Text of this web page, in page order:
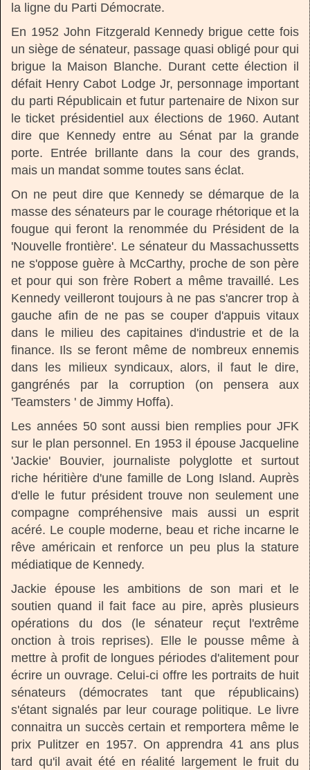
la ligne du Parti Démocrate.
En 1952 John Fitzgerald Kennedy brigue cette fois
un siège de sénateur, passage quasi obligé pour qui
brigue la Maison Blanche. Durant cette élection il
défait Henry Cabot Lodge Jr, personnage important
du parti Républicain et futur partenaire de Nixon sur
le ticket présidentiel aux élections de 1960. Autant
dire que Kennedy entre au Sénat par la grande
porte. Entrée brillante dans la cour des grands,
mais un mandat somme toutes sans éclat.
On ne peut dire que Kennedy se démarque de la
masse des sénateurs par le courage rhétorique et la
fougue qui feront la renommée du Président de la
'Nouvelle frontière'. Le sénateur du Massachussetts
ne s'oppose guère à McCarthy, proche de son père
et pour qui son frère Robert a même travaillé. Les
Kennedy veilleront toujours à ne pas s'ancrer trop à
gauche afin de ne pas se couper d'appuis vitaux
dans le milieu des capitaines d'industrie et de la
finance. Ils se feront même de nombreux ennemis
dans les milieux syndicaux, alors, il faut le dire,
gangrénés par la corruption (on pensera aux
'Teamsters ' de Jimmy Hoffa).
Les années 50 sont aussi bien remplies pour JFK
sur le plan personnel. En 1953 il épouse Jacqueline
'Jackie' Bouvier, journaliste polyglotte et surtout
riche héritière d'une famille de Long Island. Auprès
d'elle le futur président trouve non seulement une
compagne compréhensive mais aussi un esprit
acéré. Le couple moderne, beau et riche incarne le
rêve américain et renforce un peu plus la stature
médiatique de Kennedy.
Jackie épouse les ambitions de son mari et le
soutien quand il fait face au pire, après plusieurs
opérations du dos (le sénateur reçut l'extrême
onction à trois reprises). Elle le pousse même à
mettre à profit de longues périodes d'alitement pour
écrire un ouvrage. Celui-ci offre les portraits de huit
sénateurs (démocrates tant que républicains)
s'étant signalés par leur courage politique. Le livre
connaitra un succès certain et remportera même le
prix Pulitzer en 1957. On apprendra 41 ans plus
tard qu'il avait été en réalité largement le fruit du